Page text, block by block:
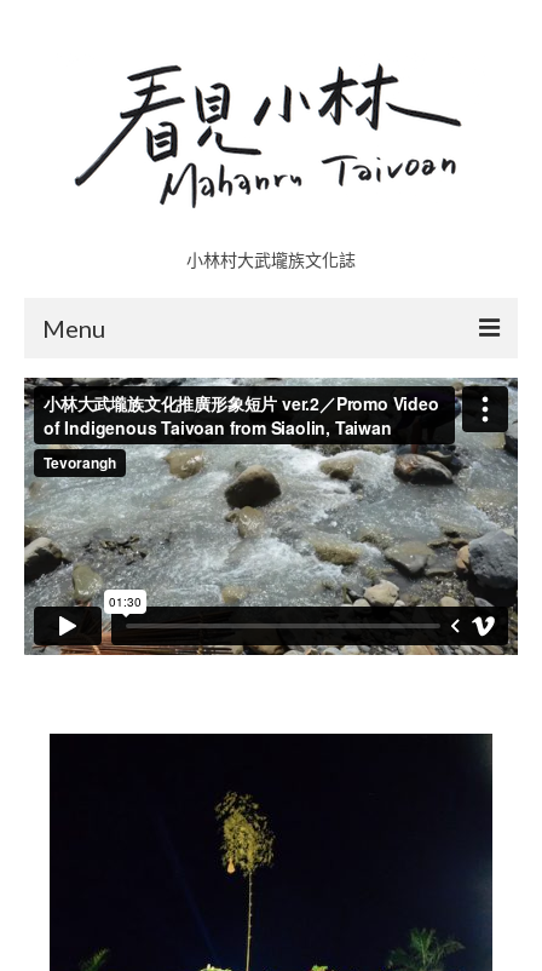
小林村大武壠族文化誌
Menu
小林村故事多
五里埔
日光小林
小愛小林
媒體上的小林
誰是大武壠族
祭儀信仰